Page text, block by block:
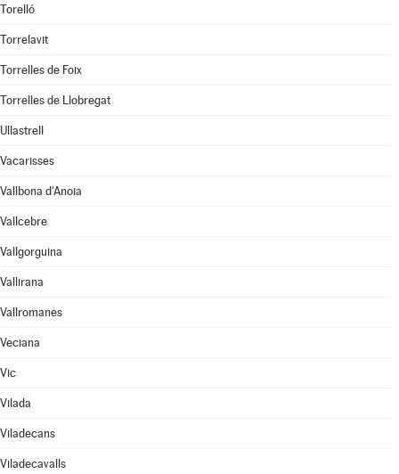
Torelló
Torrelavit
Torrelles de Foix
Torrelles de Llobregat
Ullastrell
Vacarisses
Vallbona d'Anoia
Vallcebre
Vallgorguina
Vallirana
Vallromanes
Veciana
Vic
Vilada
Viladecans
Viladecavalls